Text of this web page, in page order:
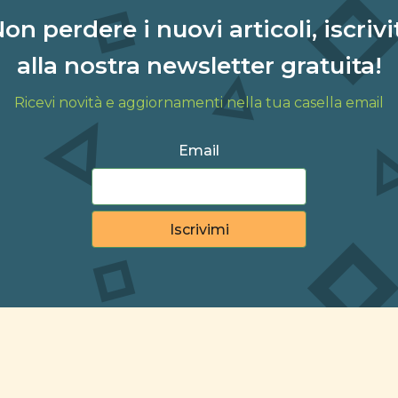
perdere i nuovi articoli,
alla nostra newsletter gratuita!
Ricevi novità e aggiornamenti nella tua casella email
Email